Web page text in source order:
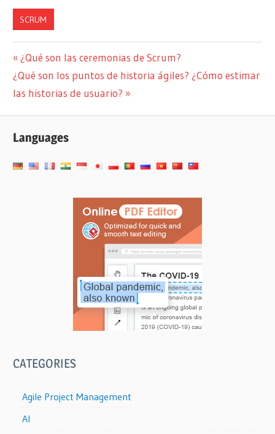
SCRUM
Navegación
de
Entrada
anterior:
¿Qué son las ceremonias de Scrum?
Siguiente
entrada:
¿Qué son los puntos de historia ágiles? ¿Cómo estimar
las historias de usuario?
Languages
CATEGORIES
Agile Project Management
AI